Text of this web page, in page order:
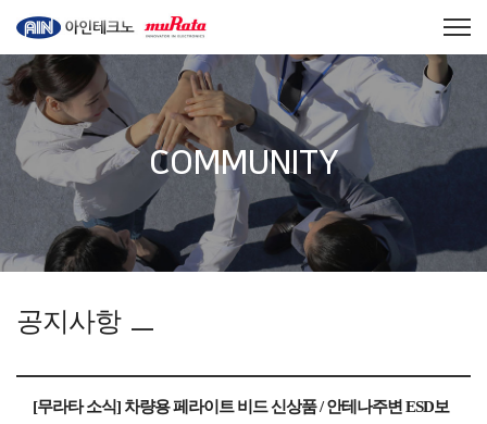
COMMUNITY
공지사항
[무라타 소식] 차량용 페라이트 비드 신상품 / 안테나주변 ESD보